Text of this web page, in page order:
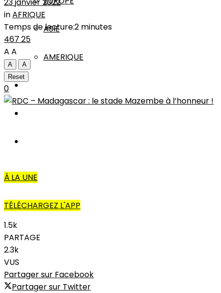
ASIE
AMERIQUE
INTERVIEW
À LA UNE
TÉLÉCHARGEZ L'APP
inAFRIQUE
Temps de lecture:2 minutes
467 25
A A
A
A
Reset
0
1.5k
PARTAGE
2.3k
VUS
Partager sur Facebook
Partager sur Twitter